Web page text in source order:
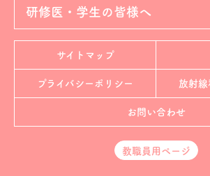
研修医・学生の皆様へ
サイトマップ
プライバシーポリシー 放射線
お問い合わせ
教職員用ページ